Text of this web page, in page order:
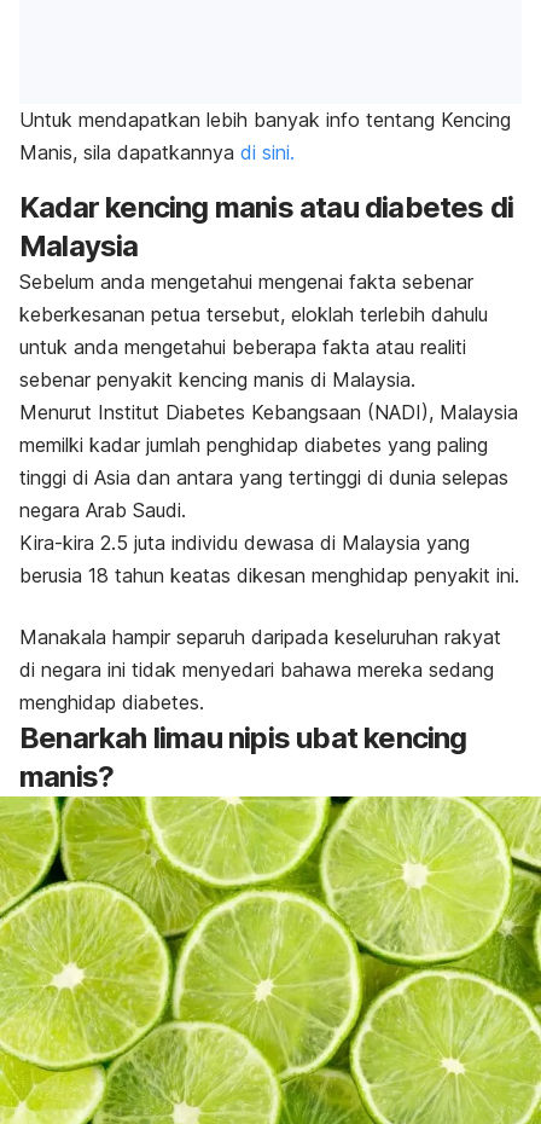
Untuk mendapatkan lebih banyak info tentang Kencing
Manis, sila dapatkannya di sini.
Kadar kencing manis atau diabetes di
Malaysia
Sebelum anda mengetahui mengenai fakta sebenar
keberkesanan petua tersebut, eloklah terlebih dahulu
untuk anda mengetahui beberapa fakta atau realiti
sebenar penyakit kencing manis di Malaysia.
Menurut Institut Diabetes Kebangsaan (NADI), Malaysia
memilki kadar jumlah penghidap diabetes yang paling
tinggi di Asia dan antara yang tertinggi di dunia selepas
negara Arab Saudi.
Kira-kira 2.5 juta individu dewasa di Malaysia yang
berusia 18 tahun keatas dikesan menghidap penyakit ini.
Manakala hampir separuh daripada keseluruhan rakyat
di negara ini tidak menyedari bahawa mereka sedang
menghidap diabetes.
Benarkah limau nipis ubat kencing
manis?